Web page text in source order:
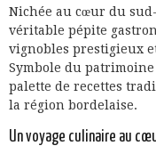
Nichée au cœur du
véritable pépite
vignobles prestigieux
Symbole du
palette de recettes
la région bordelaise.
Un voyage culinaire au